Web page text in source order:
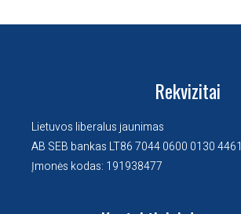
Rekvizitai
Lietuvos liberalus jaunimas
AB SEB bankas LT86 7044 0600 0130 4461
Įmonės kodas: 191938477